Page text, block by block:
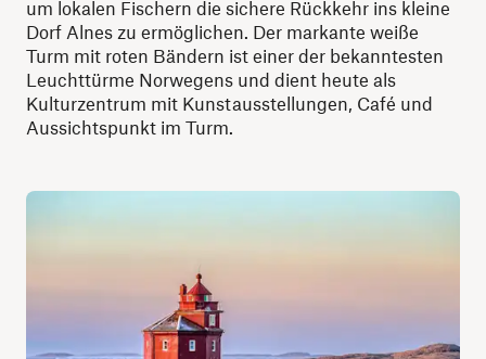
um lokalen Fischern die sichere Rückkehr ins kleine
Dorf Alnes zu ermöglichen. Der markante weiße
Turm mit roten Bändern ist einer der bekanntesten
Leuchttürme Norwegens und dient heute als
Kulturzentrum mit Kunstausstellungen, Café und
Aussichtspunkt im Turm.